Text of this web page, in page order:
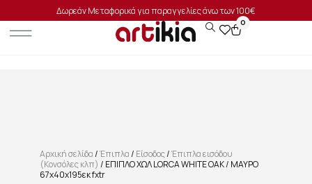
Δωρεάν Μεταφορικά για παραγγελίες άνω των 100€
0
Αρχική σελίδα/Έπιπλα/ Είσοδος/Έπιπλα εισόδου
(Κονσόλες κλπ) / ΕΠΙΠΛΟ ΧΩΛ LORCA WHITE OAK / ΜΑΥΡΟ
67x40x195εκ fxtr